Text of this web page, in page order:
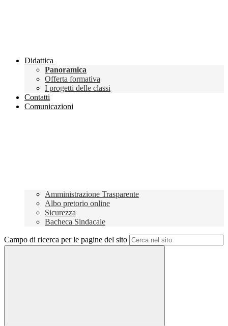
Didattica
Panoramica
Offerta formativa
I progetti delle classi
Contatti
Comunicazioni
Amministrazione Trasparente
Albo pretorio online
Sicurezza
Bacheca Sindacale
Campo di ricerca per le pagine del sito